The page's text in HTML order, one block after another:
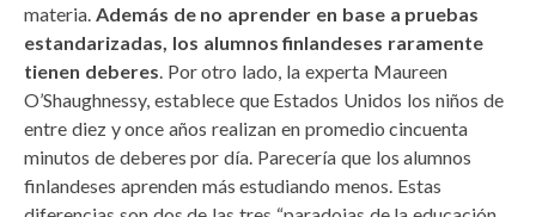
materia. Además de no aprender en base a pruebas
estandarizadas, los alumnos finlandeses raramente
tienen deberes . Por otro lado, la experta Maureen
O’Shaughnessy, establece que Estados Unidos los niños de
entre diez y once años realizan en promedio cincuenta
minutos de deberes por día. Parecería que los alumnos
finlandeses aprenden más estudiando menos. Estas